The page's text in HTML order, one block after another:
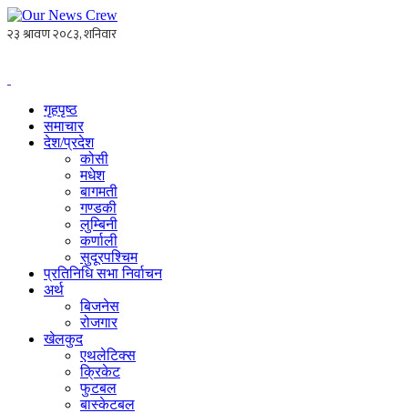
गृहपृष्ठ
समाचार
देश/प्रदेश
कोसी
मधेश
बागमती
गण्डकी
लुम्बिनी
कर्णाली
सुदूरपश्चिम
प्रतिनिधि सभा निर्वाचन
अर्थ
बिजनेस
रोजगार
खेलकुद
एथलेटिक्स
क्रिकेट
फुटबल
बास्केटबल